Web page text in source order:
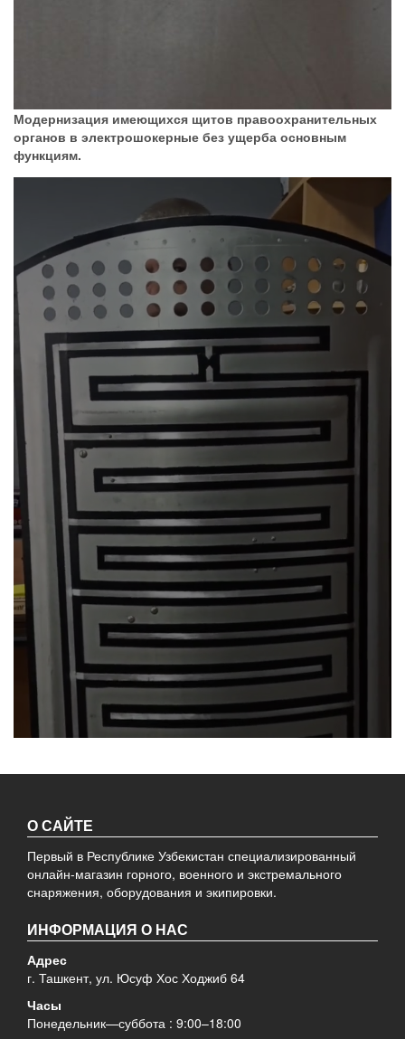
Модернизация имеющихся щитов правоохранительных
органов в электрошокерные без ущерба основным
функциям.
О САЙТЕ
Первый в Республике Узбекистан специализированный
онлайн-магазин горного, военного и экстремального
снаряжения, оборудования и экипировки.
ИНФОРМАЦИЯ О НАС
Адрес
г. Ташкент, ул. Юсуф Хос Ходжиб 64
Часы
Понедельник—суббота : 9:00–18:00